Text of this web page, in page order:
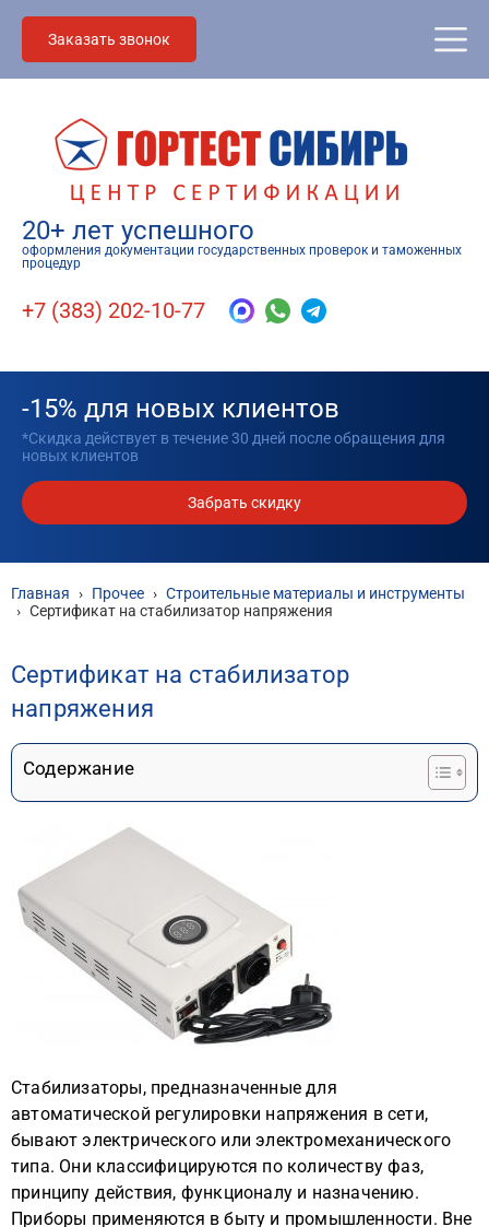
Заказать звонок
20+ лет успешного
оформления документации государственных проверок и таможенных
процедур
+7 (383) 202-10-77
-15% для новых клиентов
*Скидка действует в течение 30 дней после обращения для
новых клиентов
Забрать скидку
Главная › Прочее › Строительные материалы и инструменты
› Сертификат на стабилизатор напряжения
Сертификат на стабилизатор
напряжения
Содержание
Стабилизаторы, предназначенные для
автоматической регулировки напряжения в сети,
бывают электрического или электромеханического
типа. Они классифицируются по количеству фаз,
принципу действия, функционалу и назначению.
Приборы применяются в быту и промышленности. Вне